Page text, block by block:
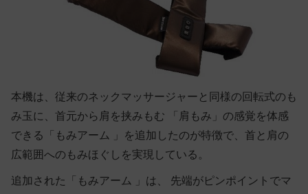
本機は、従来のネックマッサージャーと同様の回転式のも
み玉に、首元から肩を挟みもむ 「肩もみ」の感覚を体感
できる「もみアーム 」を追加したのが特徴で、首と肩の
広範囲へのもみほぐしを実現している。
追加された「もみアーム 」は、 先端がピンポイントでマ